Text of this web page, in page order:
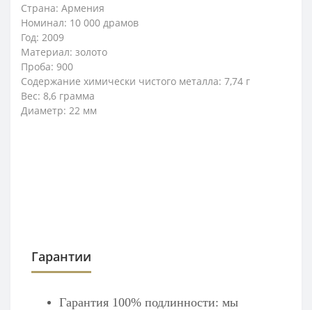
Страна: Армения
Номинал: 10 000 драмов
Год: 2009
Материал: золото
Проба: 900
Содержание химически чистого металла: 7,74 г
Вес: 8,6 грамма
Диаметр: 22 мм
Гарантии
Гарантия 100% подлинности: мы